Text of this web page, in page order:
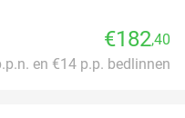
€182,40
en €14 p.p. bedlinnen